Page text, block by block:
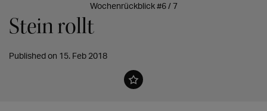
Wochenrückblick #6 / 7
Stein rollt
Published on 15. Feb 2018